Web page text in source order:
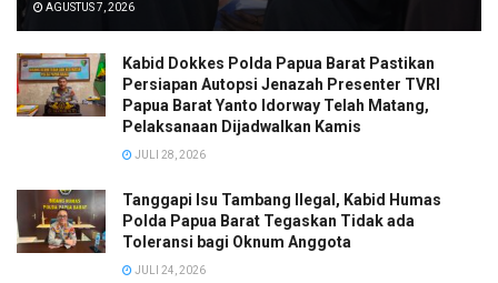
AGUSTUS 7, 2026
Kabid Dokkes Polda Papua Barat Pastikan
Persiapan Autopsi Jenazah Presenter TVRI
Papua Barat Yanto Idorway Telah Matang,
Pelaksanaan Dijadwalkan Kamis
JULI 28, 2026
Tanggapi Isu Tambang Ilegal, Kabid Humas
Polda Papua Barat Tegaskan Tidak ada
Toleransi bagi Oknum Anggota
JULI 24, 2026